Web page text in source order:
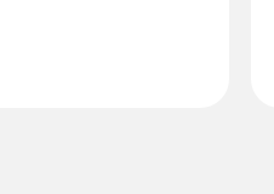
cómo consultarlo